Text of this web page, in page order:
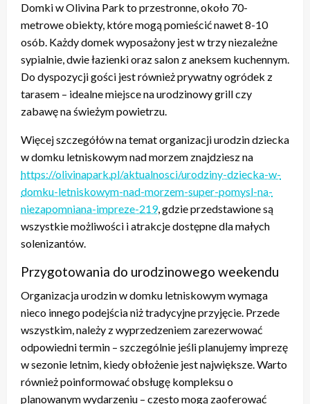
Domki w Olivina Park to przestronne, około 70-
metrowe obiekty, które mogą pomieścić nawet 8-10
osób. Każdy domek wyposażony jest w trzy niezależne
sypialnie, dwie łazienki oraz salon z aneksem kuchennym.
Do dyspozycji gości jest również prywatny ogródek z
tarasem – idealne miejsce na urodzinowy grill czy
zabawę na świeżym powietrzu.
Więcej szczegółów na temat organizacji urodzin dziecka
w domku letniskowym nad morzem znajdziesz na
https://olivinapark.pl/aktualnosci/urodziny-dziecka-w-
domku-letniskowym-nad-morzem-super-pomysl-na-
niezapomniana-impreze-219, gdzie przedstawione są
wszystkie możliwości i atrakcje dostępne dla małych
solenizantów.
Przygotowania do urodzinowego weekendu
Organizacja urodzin w domku letniskowym wymaga
nieco innego podejścia niż tradycyjne przyjęcie. Przede
wszystkim, należy z wyprzedzeniem zarezerwować
odpowiedni termin – szczególnie jeśli planujemy imprezę
w sezonie letnim, kiedy obłożenie jest największe. Warto
również poinformować obsługę kompleksu o
planowanym wydarzeniu – często mogą zaoferować